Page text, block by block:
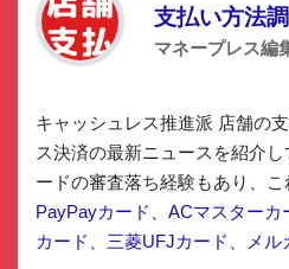
支払い方法
マネープレス編
キャッシュレス推進派 店舗の
ス決済の最新ニュースを紹介
ードの審査落ち経験もあり、
PayPayカード
ACマスターカ
カード
三菱UFJカード メル